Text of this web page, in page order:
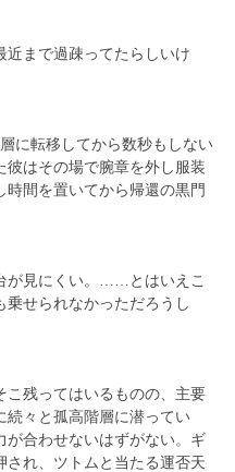
近まで過疎ってたらしいけ
に転移してから数秒もしない
彼はその場で腕章を外し服装
時間を置いてから帰還の黒門
が見にくい。……とはいえこ
せられなかっただろうし
残ってはいるものの、主要
続々と孤高階層に潜ってい
が合わせないはずがない。ギ
され、ツトムと当たる運否天